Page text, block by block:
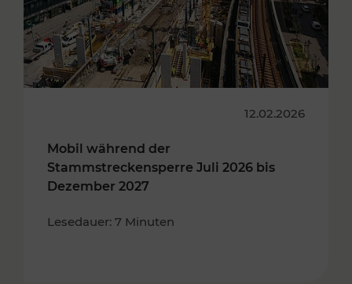
12.02.2026
Mobil während der
Stammstreckensperre Juli 2026 bis
Dezember 2027
Lesedauer: 7 Minuten